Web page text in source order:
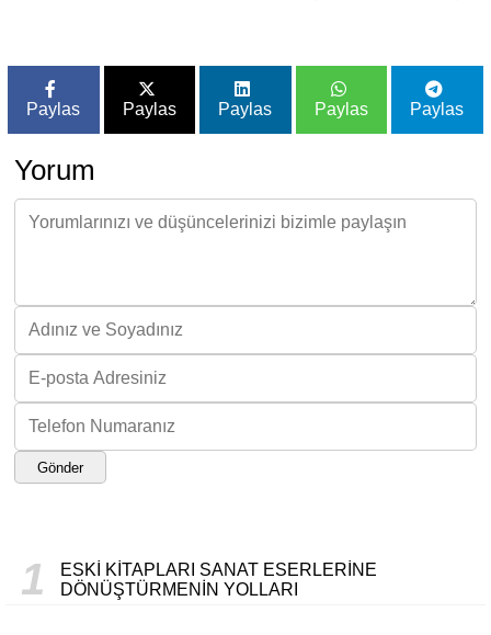
Paylas Paylas Paylas Paylas Paylas
Yorum
Gönder
1
ESKI KITAPLARI SANAT ESERLERINE
DÖNÜŞTÜRMENIN YOLLARI